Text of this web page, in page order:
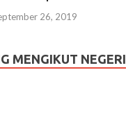
26, 2019
MENGIKUT NEGERI